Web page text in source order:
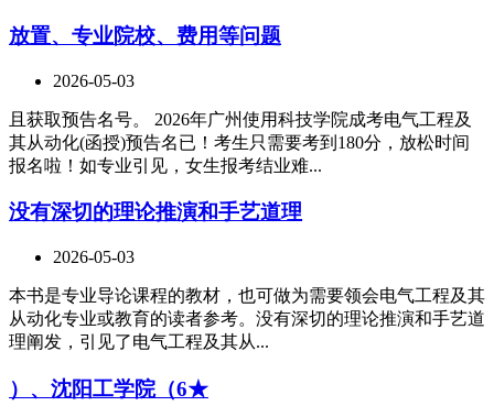
放置、专业院校、费用等问题
2026-05-03
且获取预告名号。 2026年广州使用科技学院成考电气工程及
其从动化(函授)预告名已！考生只需要考到180分，放松时间
报名啦！如专业引见，女生报考结业难...
没有深切的理论推演和手艺道理
2026-05-03
本书是专业导论课程的教材，也可做为需要领会电气工程及其
从动化专业或教育的读者参考。没有深切的理论推演和手艺道
理阐发，引见了电气工程及其从...
）、沈阳工学院（6★